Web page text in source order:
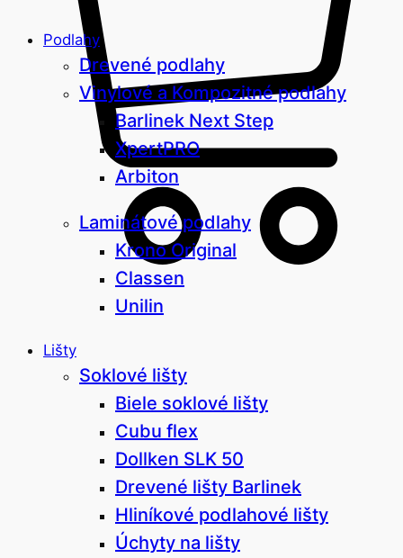
Podlahy
Drevené podlahy
Vinylové a Kompozitné podlahy
Barlinek Next Step
XpertPRO
Arbiton
Laminátové podlahy
Krono Original
Classen
Unilin
Lišty
Soklové lišty
Biele soklové lišty
Cubu flex
Dollken SLK 50
Drevené lišty Barlinek
Hliníkové podlahové lišty
Úchyty na lišty